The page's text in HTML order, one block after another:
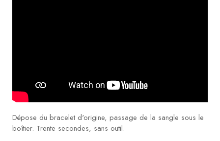
Dépose du bracelet d'origine, passage de la sangle sous le
boîtier. Trente secondes, sans outil.